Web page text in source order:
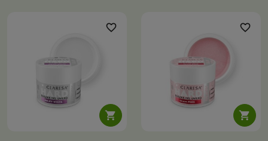
zonder barsten of afbrokkelen.

favorite_border

favorite_border